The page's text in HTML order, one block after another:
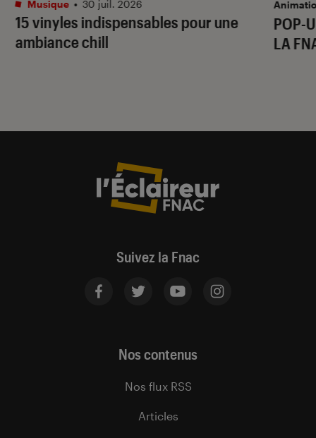
15 vinyles indispensables pour une
ambiance chill
Musique • 30 juil. 2026
POP-
LA
Suivez la Fnac
Nos contenus
Nos flux RSS
Articles